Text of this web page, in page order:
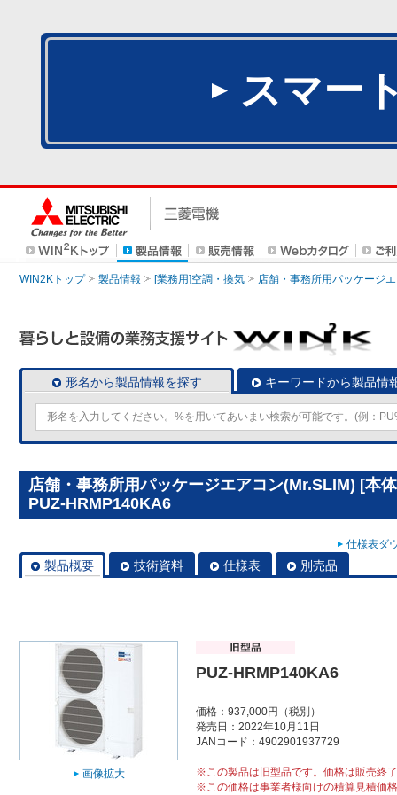
スマー
WIN2Kトップ 製品情報 [業務用]空調・換気 店舗・事務所用パッケージ
形名から製品情報を探す キーワードから製品情
店舗・事務所用パッケージエアコン(Mr.SLIM) [本
PUZ-HRMP140KA6
仕様表ダ
製品概要 技術資料 仕様表 別売品
画像拡大
PUZ-HRMP140KA6
価格：937,000円（税別）
発売日：2022年10月11日
JANコード：4902901937729
※この製品は旧型品です。価格は販売終
※この価格は事業者様向けの積算見積価